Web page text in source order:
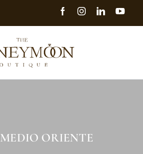
MEDIO ORIENTE